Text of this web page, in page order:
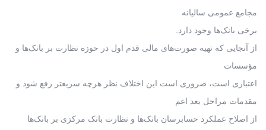
مجامع عمومی سالیانه
برخی بانک‌ها وجود دارد.
از آنجایی که تهیه صورت‌های مالی قدم اول در حوزه نظارت بر بانک‌ها و
مؤسسات
اعتباری است، ضروری است این اختلاف نظر هرچه سریعتر رفع شود و
مقدمات مراحل بعد اعم
از اصلاح عملکرد حسابرسان بانک‌ها و نظارت بانک مرکزی بر بانک‌ها